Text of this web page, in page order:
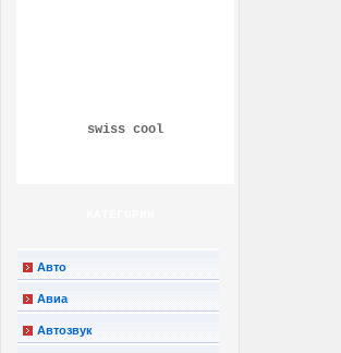
swiss cool
Авто
Авиа
Автозвук